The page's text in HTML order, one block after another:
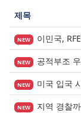
제목
NEW 이민국, RFE 없이 바로
NEW 공적부조 우려 시 최
NEW 미국 입국 시 현
NEW 지역 경찰까지 확대